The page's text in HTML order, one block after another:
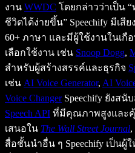
งาน WWDC โดยกล่าวว่าเป็น
ชีวิตได้ง่ายขึ้น” Speechify มีเสี
60+ ภาษา และมีผู้ใช้งานในเกื
เลือกใช้งาน เช่น Snoop Dogg,
สำหรับผู้สร้างสรรค์และธุรกิจ
เช่น AI Voice Generator, AI
Voice ChangerSpeechify ยังส
Speech API ที่มีคุณภาพสูงและคุ้
เสนอใน The Wall Street Journal,
สื่อชั้นนำอื่น ๆ Speechify เป็นผู้